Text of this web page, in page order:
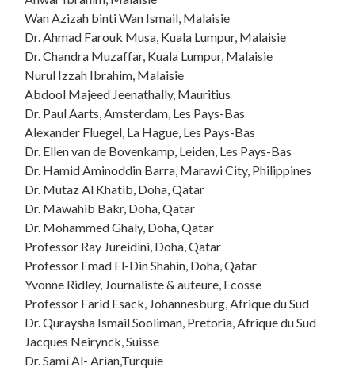
Wan Azizah binti Wan Ismail, Malaisie
Dr. Ahmad Farouk Musa, Kuala Lumpur, Malaisie
Dr. Chandra Muzaffar, Kuala Lumpur, Malaisie
Nurul Izzah Ibrahim, Malaisie
Abdool Majeed Jeenathally, Mauritius
Dr. Paul Aarts, Amsterdam, Les Pays-Bas
Alexander Fluegel, La Hague, Les Pays-Bas
Dr. Ellen van de Bovenkamp, Leiden, Les Pays-Bas
Dr. Hamid Aminoddin Barra, Marawi City, Philippines
Dr. Mutaz Al Khatib, Doha, Qatar
Dr. Mawahib Bakr, Doha, Qatar
Dr. Mohammed Ghaly, Doha, Qatar
Professor Ray Jureidini, Doha, Qatar
Professor Emad El-Din Shahin, Doha, Qatar
Yvonne Ridley, Journaliste & auteure, Ecosse
Professor Farid Esack, Johannesburg, Afrique du Sud
Dr. Quraysha Ismail Sooliman, Pretoria, Afrique du Sud
Jacques Neirynck, Suisse
Dr. Sami Al- Arian,Turquie